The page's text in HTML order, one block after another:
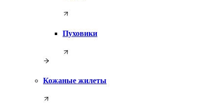
Пуховики
Кожаные жилеты